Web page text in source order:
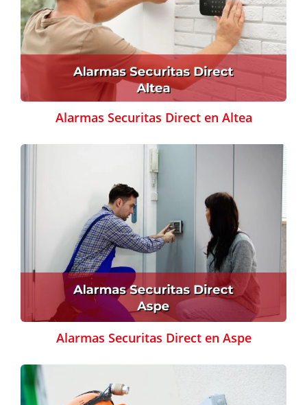
Alarmas Securitas Direct en Altea
Alarmas Securitas Direct en Aspe